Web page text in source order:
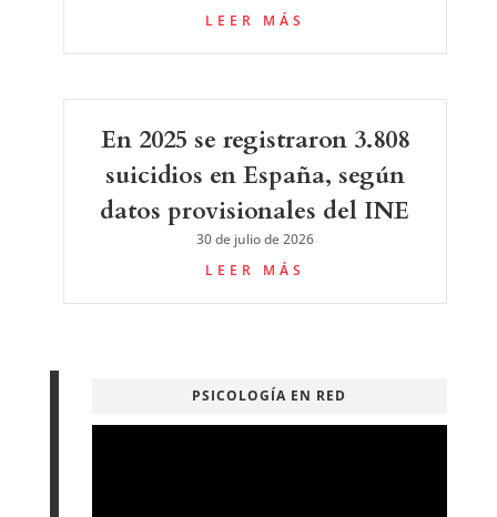
LEER MÁS
En 2025 se registraron 3.808
suicidios en España, según
datos provisionales del INE
30 de julio de 2026
LEER MÁS
PSICOLOGÍA EN RED